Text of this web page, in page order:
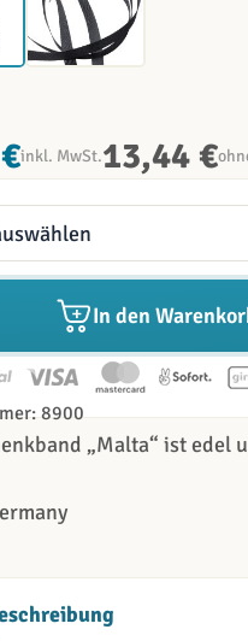
inkl. MwSt.13,44 €
In den
8900
„Malta“ ist edel